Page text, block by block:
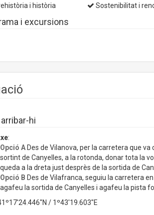
i història
Sostenibilitat i
i excursions
hi
:
Opció A Des de Vilanova, per la carretera que
sortint de Canyelles, a la rotonda, donar tota la
queda a la dreta just desprès de la sortida de
Opció B Des de Vilafranca, seguiu la carretera
agafeu la sortida de Canyelles i agafeu la pista
/ 1º43'19.603"E